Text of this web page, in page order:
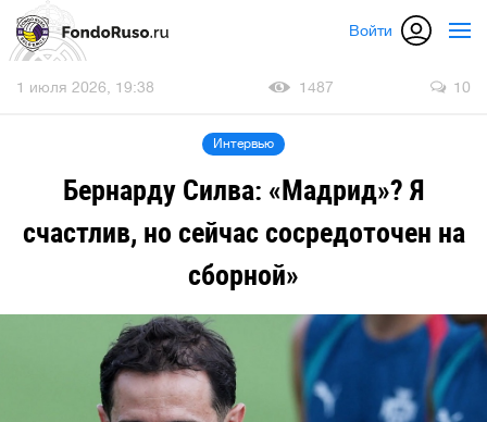
Войти
1 июля 2026, 19:38 1487 10
Интервью
Бернарду Силва: «Мадрид»? Я
счастлив, но сейчас сосредоточен на
сборной»